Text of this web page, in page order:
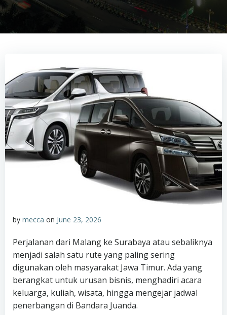
by mecca on June 23, 2026
Perjalanan dari Malang ke Surabaya atau sebaliknya
menjadi salah satu rute yang paling sering
digunakan oleh masyarakat Jawa Timur. Ada yang
berangkat untuk urusan bisnis, menghadiri acara
keluarga, kuliah, wisata, hingga mengejar jadwal
penerbangan di Bandara Juanda.